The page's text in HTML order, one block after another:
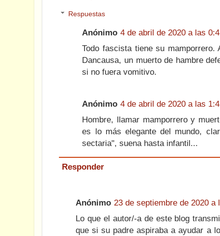
Respuestas
Anónimo 4 de abril de 2020 a las
Todo fascista tiene su
Dancausa, un muerto de hambre
si no fuera vomitivo.
Anónimo 4 de abril de 2020 a las
Hombre, llamar mamporrero y
es lo más elegante del mundo,
sectaria", suena hasta infantil...
Responder
Anónimo 23 de septiembre de 2020 a
Lo que el autor/-a de este blog
que si su padre aspiraba a ayudar a